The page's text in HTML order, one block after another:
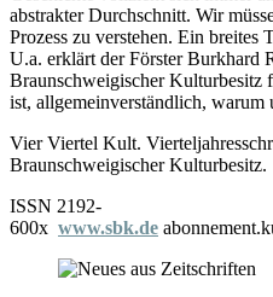
abstrakter Durchschnitt. Wir
Prozess zu verstehen. Ein breites
U.a. erklärt der Förster Burkhard
Braunschweigischer Kulturbesitz
ist, allgemeinverständlich, warum
Vier Viertel Kult.
Braunschweigischer Kulturbesitz.
ISSN 2192-
600x www.sbk.de